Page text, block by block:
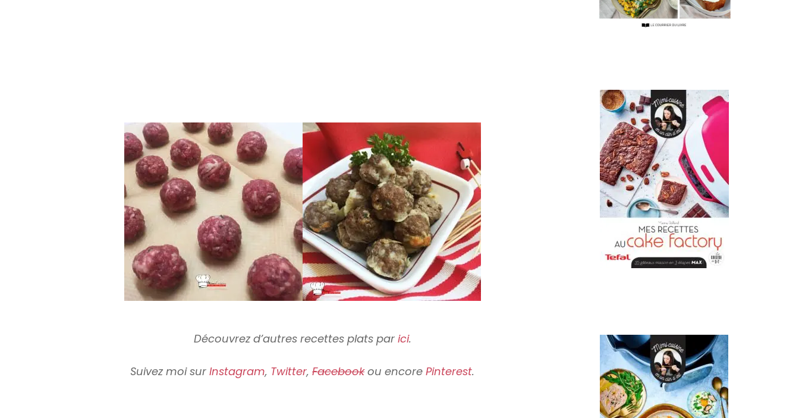
Découvrez d’autres recettes plats par ici.
Suivez moi surInstagram, Twitter,Facebookou encorePinterest.